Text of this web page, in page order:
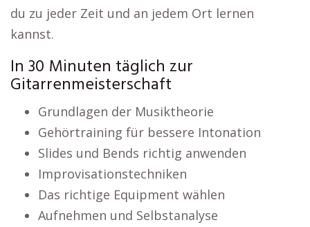
du zu jeder Zeit und an jedem Ort lernen
kannst.
In 30 Minuten täglich zur
Gitarrenmeisterschaft
Grundlagen der Musiktheorie
Gehörtraining für bessere Intonation
Slides und Bends richtig anwenden
Improvisationstechniken
Das richtige Equipment wählen
Aufnehmen und Selbstanalyse